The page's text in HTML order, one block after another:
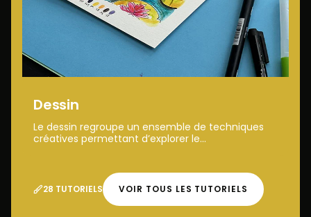
Dessin
Le dessin regroupe un ensemble de techniques
créatives permettant d’explorer le...
28 TUTORIELS VOIR TOUS LES TUTORIELS